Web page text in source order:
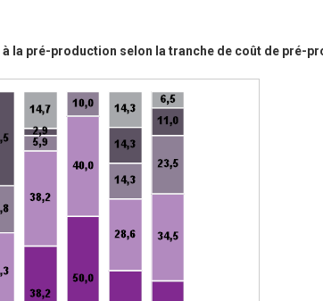
la pré-production selon la tranche de coût de pré-